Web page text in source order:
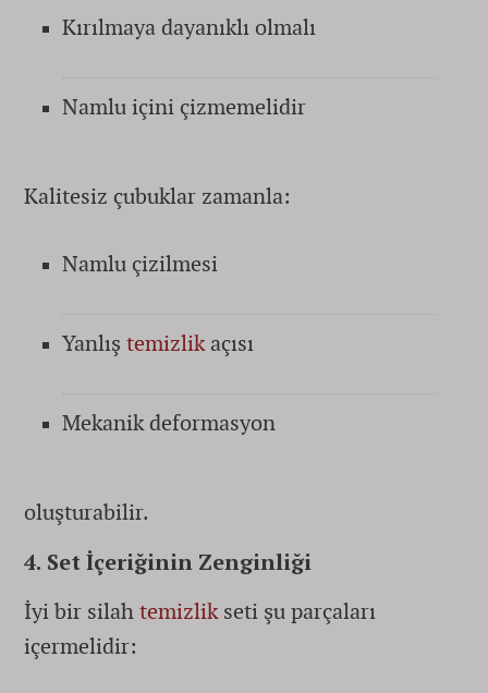
Kırılmaya dayanıklı olmalı
Namlu içini çizmemelidir
Kalitesiz çubuklar zamanla:
Namlu çizilmesi
Yanlış temizlikaçısı
Mekanik deformasyon
oluşturabilir.
4. Set İçeriğinin Zenginliği
İyi bir silahtemizlikseti şu parçaları
içermelidir: